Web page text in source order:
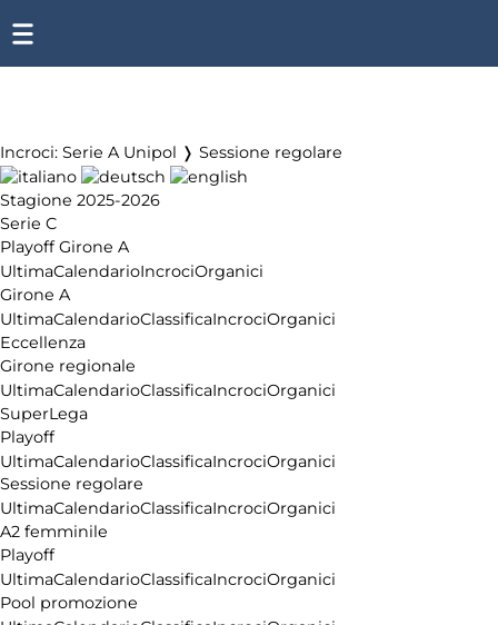
Incroci: Serie A Unipol ❭ Sessione regolare
Stagione 2025-2026
Serie C
Playoff Girone A
UltimaCalendarioIncrociOrganici
Girone A
UltimaCalendarioClassificaIncrociOrganici
Eccellenza
Girone regionale
UltimaCalendarioClassificaIncrociOrganici
SuperLega
Playoff
UltimaCalendarioClassificaIncrociOrganici
Sessione regolare
UltimaCalendarioClassificaIncrociOrganici
A2 femminile
Playoff
UltimaCalendarioClassificaIncrociOrganici
Pool promozione